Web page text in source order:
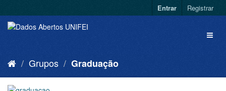
Entrar Registrar
Grupos Graduação